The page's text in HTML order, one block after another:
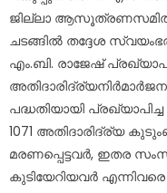
ജില്ലാ
ചടങ്ങിൽ തദ്ദേശ
എം.ബി. രാജേഷ്
പദ്ധതിയായി
1071 അതിദാരിദ്ര്യ
മരണപ്പെട്ടവർ, ഇതര
കുടിയേറിയവർ എന്നിവരെ